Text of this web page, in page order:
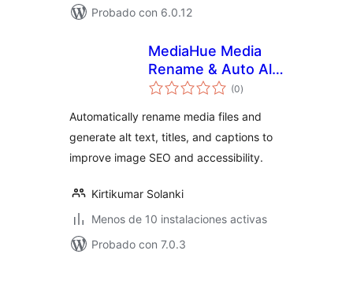
Probado con 6.0.12
MediaHue Media
Rename & Auto Alt
Text
(0total
de
)
Automatically rename media files and
generate alt text, titles, and captions to
improve image SEO and accessibility.
Kirtikumar Solanki
Menos de 10 instalaciones activas
Probado con 7.0.3